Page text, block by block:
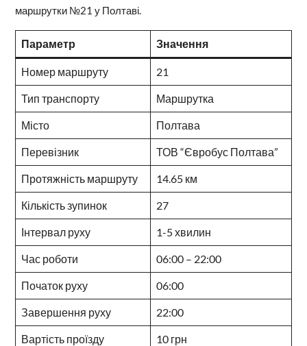
маршрутки №21 у Полтаві.
Параметр Значення
Номер маршруту 21
Тип транспорту Маршрутка
Місто Полтава
Перевізник ТОВ “Євробус Полтава”
Протяжність маршруту 14.65 км
Кількість зупинок 27
Інтервал руху 1-5 хвилин
Час роботи 06:00 – 22:00
Початок руху 06:00
Завершення руху 22:00
Вартість проїзду 10 грн